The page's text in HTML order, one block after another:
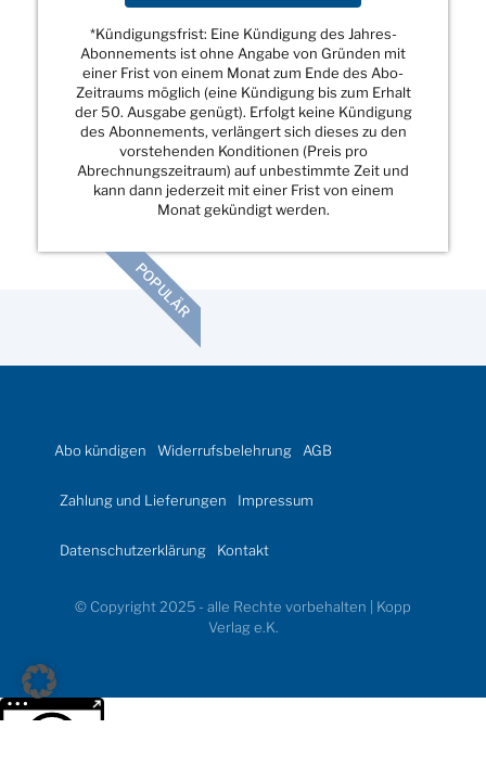
*Kündigungsfrist: Eine Kündigung des Jahres-
Abonnements ist ohne Angabe von Gründen mit
einer Frist von einem Monat zum Ende des Abo-
Zeitraums möglich (eine Kündigung bis zum Erhalt
der 50. Ausgabe genügt). Erfolgt keine Kündigung
des Abonnements, verlängert sich dieses zu den
vorstehenden Konditionen (Preis pro
Abrechnungszeitraum) auf unbestimmte Zeit und
kann dann jederzeit mit einer Frist von einem
Monat gekündigt werden.
POPULÄR
Abo kündigen Widerrufsbelehrung AGB
Zahlung und Lieferungen Impressum
Datenschutzerklärung Kontakt
© Copyright 2025 - alle Rechte vorbehalten | Kopp
Verlag e.K.
Weitere Informationen über den gesperrten Inhalt.